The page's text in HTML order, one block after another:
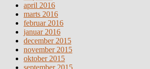
april 2016
marts 2016
februar 2016
januar 2016
december 2015
november 2015
oktober 2015
september 2015